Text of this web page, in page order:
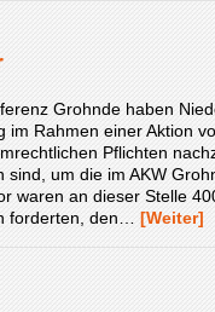
Grohnde haben
im Rahmen einer Aktion
Pflichten
um die im AKW
waren an dieser Stelle
forderten, den… [Weiter]